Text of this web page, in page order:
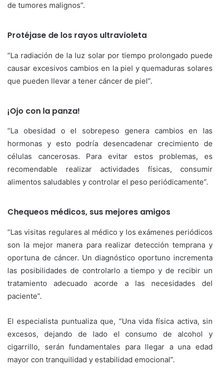
de tumores malignos”.
Protéjase de los rayos ultravioleta
“La radiación de la luz solar por tiempo prolongado puede
causar excesivos cambios en la piel y quemaduras solares
que pueden llevar a tener cáncer de piel”.
¡Ojo con la panza!
“La obesidad o el sobrepeso genera cambios en las
hormonas y esto podría desencadenar crecimiento de
células cancerosas. Para evitar estos problemas, es
recomendable realizar actividades físicas, consumir
alimentos saludables y controlar el peso periódicamente”.
Chequeos médicos, sus mejores amigos
“Las visitas regulares al médico y los exámenes periódicos
son la mejor manera para realizar detección temprana y
oportuna de cáncer. Un diagnóstico oportuno incrementa
las posibilidades de controlarlo a tiempo y de recibir un
tratamiento adecuado acorde a las necesidades del
paciente”.
El especialista puntualiza que, “Una vida física activa, sin
excesos, dejando de lado el consumo de alcohol y
cigarrillo, serán fundamentales para llegar a una edad
mayor con tranquilidad y estabilidad emocional”.